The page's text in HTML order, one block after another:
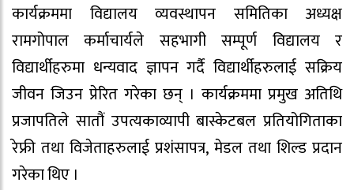
कार्यक्रममा विद्यालय व्यवस्थापन समितिका अध्यक्ष
रामगोपाल कर्माचार्यले सहभागी सम्पूर्ण विद्यालय र
विद्यार्थीहरुमा धन्यवाद ज्ञापन गर्दै विद्यार्थीहरुलाई सक्रिय
जीवन जिउन प्रेरित गरेका छन् । कार्यक्रममा प्रमुख अतिथि
प्रजापतिले सातौं उपत्यकाव्यापी बास्केटबल प्रतियोगिताका
रेफ्री तथा विजेताहरुलाई प्रशंसापत्र, मेडल तथा शिल्ड प्रदान
गरेका थिए ।